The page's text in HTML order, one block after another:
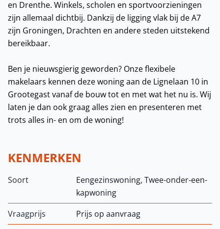
en Drenthe. Winkels, scholen en sportvoorzieningen
zijn allemaal dichtbij. Dankzij de ligging vlak bij de A7
zijn Groningen, Drachten en andere steden uitstekend
bereikbaar.
Ben je nieuwsgierig geworden? Onze flexibele
makelaars kennen deze woning aan de Lignelaan 10 in
Grootegast vanaf de bouw tot en met wat het nu is. Wij
laten je dan ook graag alles zien en presenteren met
trots alles in- en om de woning!
KENMERKEN
Soort
Eengezinswoning, Twee-onder-een-
kapwoning
Vraagprijs
Prijs op aanvraag